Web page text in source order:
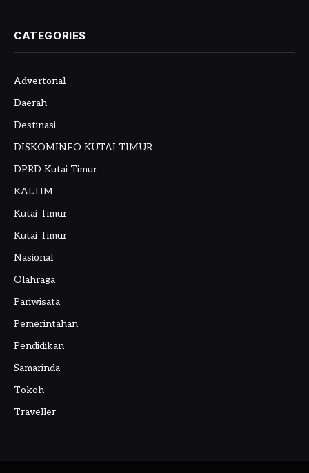
CATEGORIES
Advertorial
Daerah
Destinasi
DISKOMINFO KUTAI TIMUR
DPRD Kutai Timur
KALTIM
Kutai Timur
Kutai Timur
Nasional
Olahraga
Pariwisata
Pemerintahan
Pendidikan
Samarinda
Tokoh
Traveller